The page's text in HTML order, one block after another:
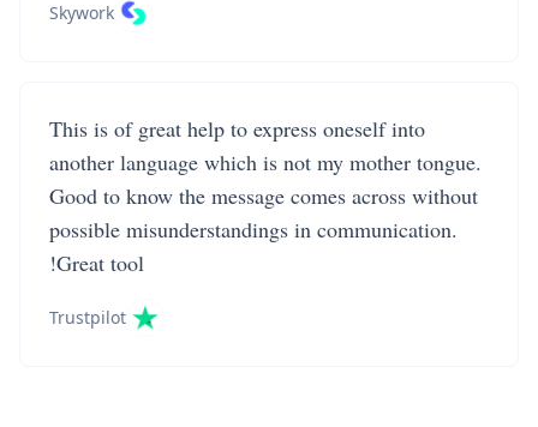
Skywork
This is of great help to express oneself into
another language which is not my mother tongue.
Good to know the message comes across without
possible misunderstandings in communication.
Great tool!
Trustpilot